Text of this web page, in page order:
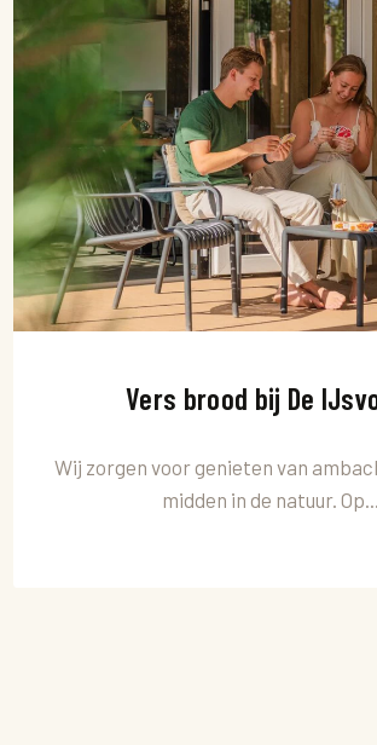
Vers brood bij De
Wij zorgen voor genieten van
midden in de natuur. Op...